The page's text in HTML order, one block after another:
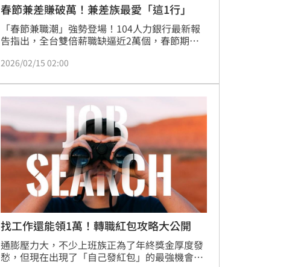
春節兼差賺破萬！兼差族最愛「這1行」
「春節兼職潮」強勢登場！104人力銀行最新報
告指出，全台雙倍薪職缺逼近2萬個，春節期間
調查揭示，最受歡迎的「書店店員」橫掃北中南
彈性工作，如線上家教、遠端客服；中部則熱衷
大型商場的「體驗經濟」，如滑雪學校、影城計
時人員；南部則由「解壓經濟」主導，娃娃機遊
樂場、交友平台活動人員等服務型職務最夯。這
波春節兼職熱不僅提供高薪機會，更反映台灣各
地獨特的打工文化與求職趨勢。
2026/02/15 02:00
找工作還能領1萬！轉職紅包攻略大公開
通膨壓力大，不少上班族正為了年終獎金厚度發
愁，但現在出現了「自己發紅包」的最強機會！